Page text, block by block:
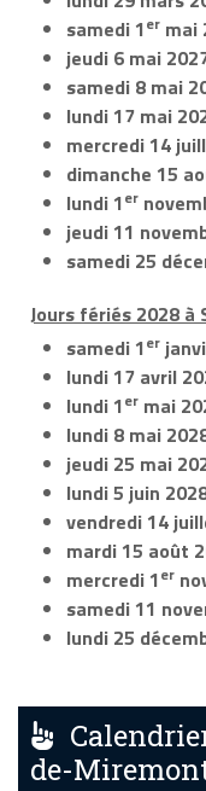
samedi 1er mai
jeudi 6 mai
samedi 8 mai
lundi 17 mai
mercredi 14
dimanche 15
lundi 1er
jeudi 11
samedi 25
Jours fériés 2028
samedi 1er
lundi 17 avril
lundi 1er mai
lundi 8 mai
jeudi 25 mai
lundi 5 juin
vendredi 14
mardi 15 août
mercredi 1er
samedi 11
lundi 25
de-